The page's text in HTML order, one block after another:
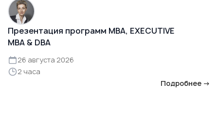
Презентация программ MBA, EXECUTIVE
MBA & DBA
26 августа 2026
2 часа
Подробнее →